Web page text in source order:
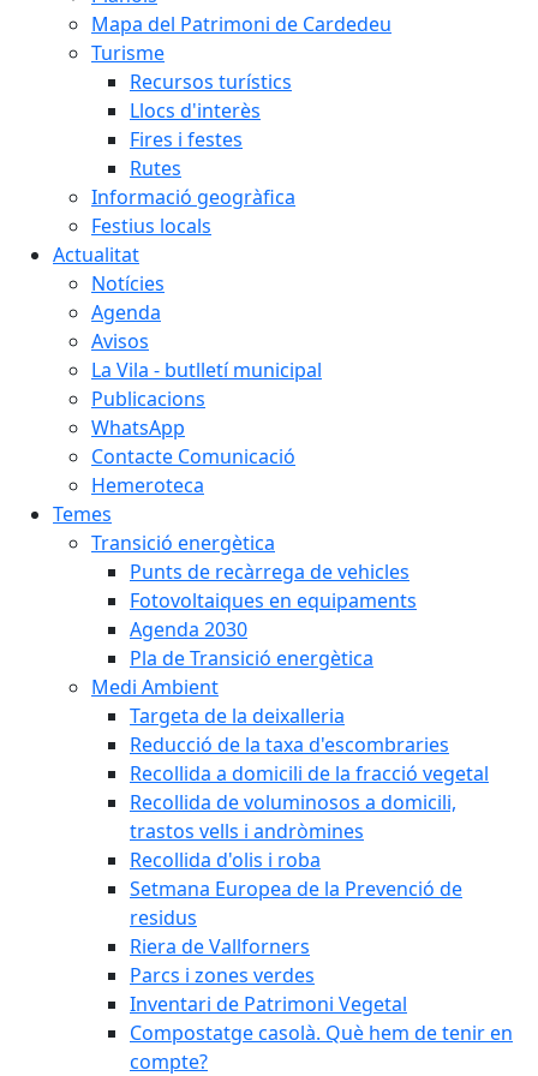
Mapa del Patrimoni de Cardedeu
Turisme
Recursos turístics
Llocs d'interès
Fires i festes
Rutes
Informació geogràfica
Festius locals
Actualitat
Notícies
Agenda
Avisos
La Vila - butlletí municipal
Publicacions
WhatsApp
Contacte Comunicació
Hemeroteca
Temes
Transició energètica
Punts de recàrrega de vehicles
Fotovoltaiques en equipaments
Agenda 2030
Pla de Transició energètica
Medi Ambient
Targeta de la deixalleria
Reducció de la taxa d'escombraries
Recollida a domicili de la fracció vegetal
Recollida de voluminosos a domicili,
trastos vells i andròmines
Recollida d'olis i roba
Setmana Europea de la Prevenció de
residus
Riera de Vallforners
Parcs i zones verdes
Inventari de Patrimoni Vegetal
Compostatge casolà. Què hem de tenir en
compte?